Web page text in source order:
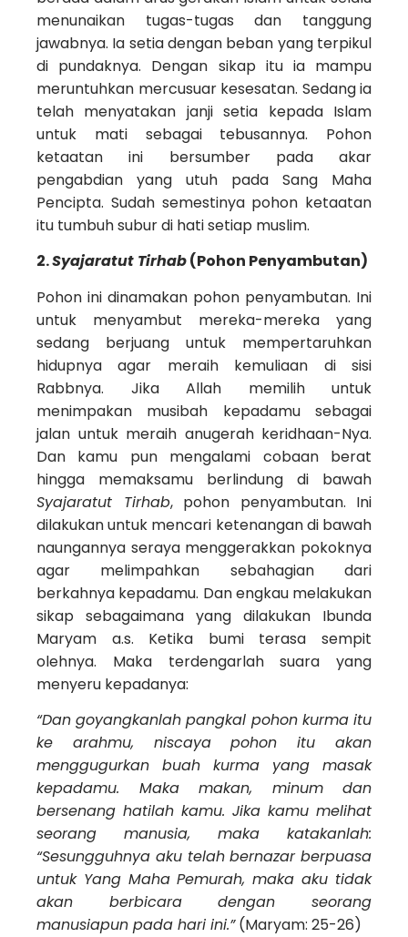
menunaikan tugas-tugas dan tanggung
jawabnya. Ia setia dengan beban yang terpikul
di pundaknya. Dengan sikap itu ia mampu
meruntuhkan mercusuar kesesatan. Sedang ia
telah menyatakan janji setia kepada Islam
untuk mati sebagai tebusannya. Pohon
ketaatan ini bersumber pada akar
pengabdian yang utuh pada Sang Maha
Pencipta. Sudah semestinya pohon ketaatan
itu tumbuh subur di hati setiap muslim.
2.Syajaratut Tirhab(Pohon Penyambutan)
Pohon ini dinamakan pohon penyambutan. Ini
untuk menyambut mereka-mereka yang
sedang berjuang untuk mempertaruhkan
hidupnya agar meraih kemuliaan di sisi
Rabbnya. Jika Allah memilih untuk
menimpakan musibah kepadamu sebagai
jalan untuk meraih anugerah keridhaan-Nya.
Dan kamu pun mengalami cobaan berat
hingga memaksamu berlindung di bawah
Syajaratut Tirhab, pohon penyambutan. Ini
dilakukan untuk mencari ketenangan di bawah
naungannya seraya menggerakkan pokoknya
agar melimpahkan sebahagian dari
berkahnya kepadamu. Dan engkau melakukan
sikap sebagaimana yang dilakukan Ibunda
Maryam a.s. Ketika bumi terasa sempit
olehnya. Maka terdengarlah suara yang
menyeru kepadanya:
“Dan goyangkanlah pangkal pohon kurma itu
ke arahmu, niscaya pohon itu akan
menggugurkan buah kurma yang masak
kepadamu. Maka makan, minum dan
bersenang hatilah kamu. Jika kamu melihat
seorang manusia, maka katakanlah:
“Sesungguhnya aku telah bernazar berpuasa
untuk Yang Maha Pemurah, maka aku tidak
akan berbicara dengan seorang
manusiapun pada hari ini.”(Maryam: 25-26)